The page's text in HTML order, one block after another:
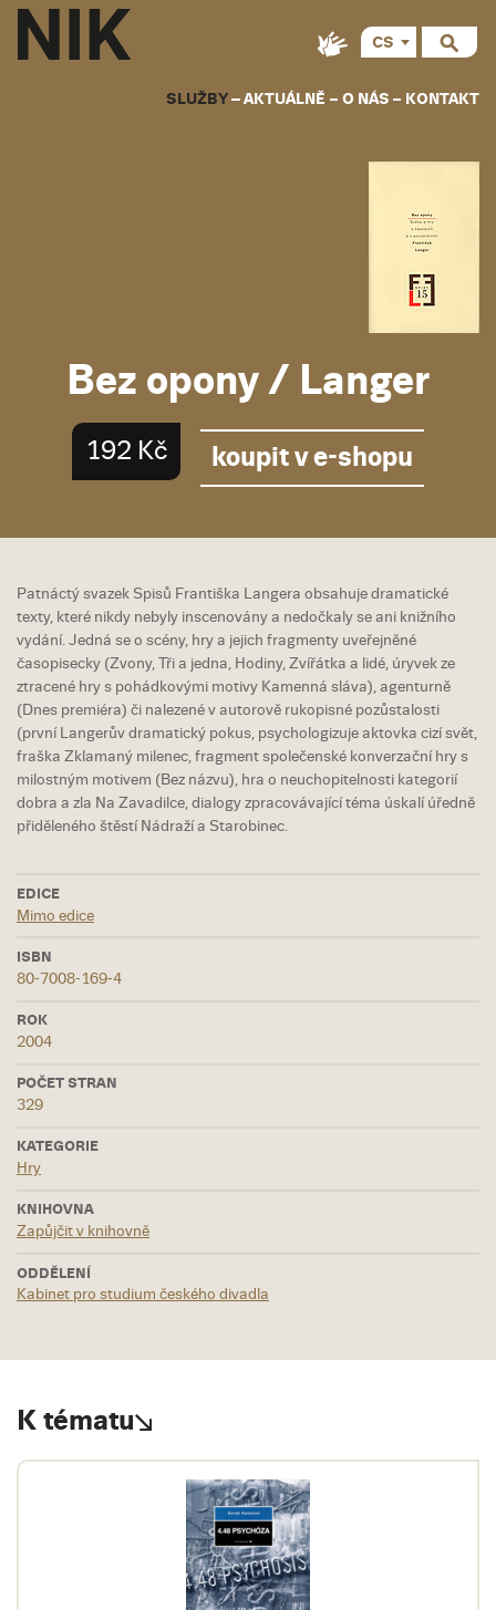
SLUŽBY AKTUÁLNĚ O NÁS KONTAKT
CS
Bez opony / Langer
192 Kč koupit v e-shopu
Patnáctý svazek Spisů Františka Langera obsahuje dramatické
texty, které nikdy nebyly inscenovány a nedočkaly se ani knižního
vydání. Jedná se o scény, hry a jejich fragmenty uveřejněné
časopisecky (Zvony, Tři a jedna, Hodiny, Zvířátka a lidé, úryvek ze
ztracené hry s pohádkovými motivy Kamenná sláva), agenturně
(Dnes premiéra) či nalezené v autorově rukopisné pozůstalosti
(první Langerův dramatický pokus, psychologizuje aktovka cizí svět,
fraška Zklamaný milenec, fragment společenské konverzační hry s
milostným motivem (Bez názvu), hra o neuchopitelnosti kategorií
dobra a zla Na Zavadilce, dialogy zpracovávající téma úskalí úředně
přiděleného štěstí Nádraží a Starobinec.
EDICE
Mimo edice
ISBN
80-7008-169-4
ROK
2004
POČET STRAN
329
KATEGORIE
Hry
KNIHOVNA
Zapůjčit v knihovně
ODDĚLENÍ
Kabinet pro studium českého divadla
K tématu